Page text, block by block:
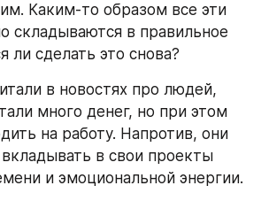
Каким-то образом все эти
складываются в правильное
ли сделать это снова?
в новостях про людей,
много денег, но при этом
на работу. Напротив, они
в свои проекты
и эмоциональной энергии.